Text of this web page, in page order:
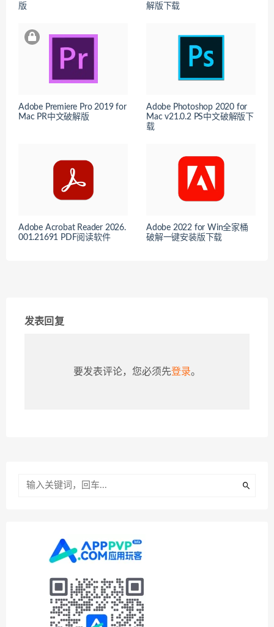
版
解版下载
Adobe Premiere Pro 2019 for
Mac PR中文破解版
Adobe Photoshop 2020 for
Mac v21.0.2 PS中文破解版下
载
Adobe Acrobat Reader 2026.
001.21691 PDF阅读软件
Adobe 2022 for Win全家桶
破解一键安装版下载
发表回复
要发表评论，您必须先登录。